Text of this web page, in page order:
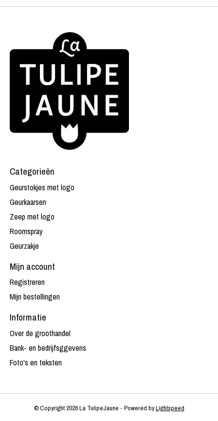
Categorieën
Geurstokjes met logo
Geurkaarsen
Zeep met logo
Roomspray
Geurzakje
Mijn account
Registreren
Mijn bestellingen
Informatie
Over de groothandel
Bank- en bedrijfsggevens
Foto's en teksten
© Copyright 2026 La TulipeJaune - Powered byLightspeed